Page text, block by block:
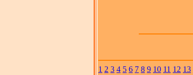
1 2 3 4 5 6 7 8 9 10 11 12 13